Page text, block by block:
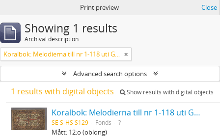
Print preview Close
Showing 1 results
Archival description
Koralbok: Melodierna till nr 1-118 uti Gamla Psalmboken, enstämmigt satta
Advanced search options
1 results with digital objects Show results with digital objects
Koralbok: Melodierna till nr 1-118 uti Gamla Psalmboken, enstämmigt satta
SE S-HS S129 Fonds ?
Mått: 12:o (oblong)